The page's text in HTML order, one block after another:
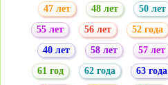
47 лет
48 лет 50 лет
55 лет
56 лет 52 года
40 лет
58 лет 57 лет
61 год
62 года 63 года